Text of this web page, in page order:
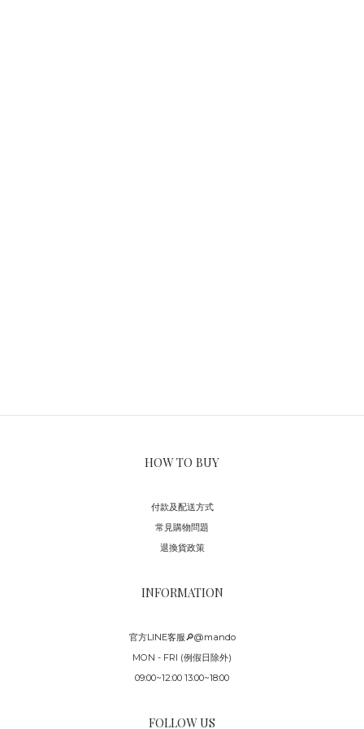
HOW TO BUY
付款及配送方式
常見購物問題
退換貨政策
INFORMATION
官方LINE客服🔎@mando
MON - FRI (例假日除外)
09:00~12:00 13:00~18:00
FOLLOW US